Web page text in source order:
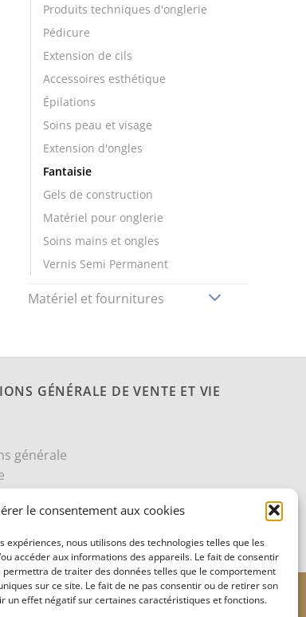
le consentement aux cookies
expériences, nous utilisons des technologies telles que les
accéder aux informations des appareils. Le fait de consentir
permettra de traiter des données telles que le comportement
sur ce site. Le fait de ne pas consentir ou de retirer son
un effet négatif sur certaines caractéristiques et fonctions.
Produits techniques d'onglerie
Pédicure
Extension de cils
Accessoires esthétique
Épilations
Soins peau et visage
Extension d'ongles
Fantaisie
Gels de construction
Matériel pour onglerie
Soins mains et ongles
Vernis Semi Permanent
Matériel et fournitures
GÉNÉRALE DE VENTE ET VIE
générale
confidentialité